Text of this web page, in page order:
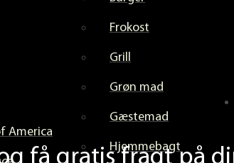
America
Frokost
Grill
Grøn mad
Gæstemad
Hjemmebagt